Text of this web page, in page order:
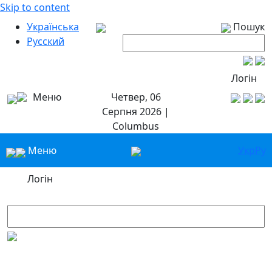
Skip to content
Українська
Русский
Пошук
Логін
Меню
Четвер, 06
Серпня 2026 |
Columbus
Меню
УкрРу
Логін